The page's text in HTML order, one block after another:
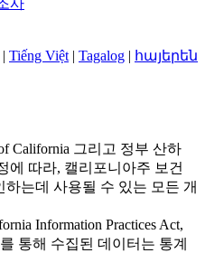
사
| Tiếng Việt | Tagalog | հայերեն
California 그리고 정부 산하
에 따라, 캘리포니아주 보건
는데 사용될 수 있는 모든 개
Information Practices Act,
통해 수집된 데이터는 통계